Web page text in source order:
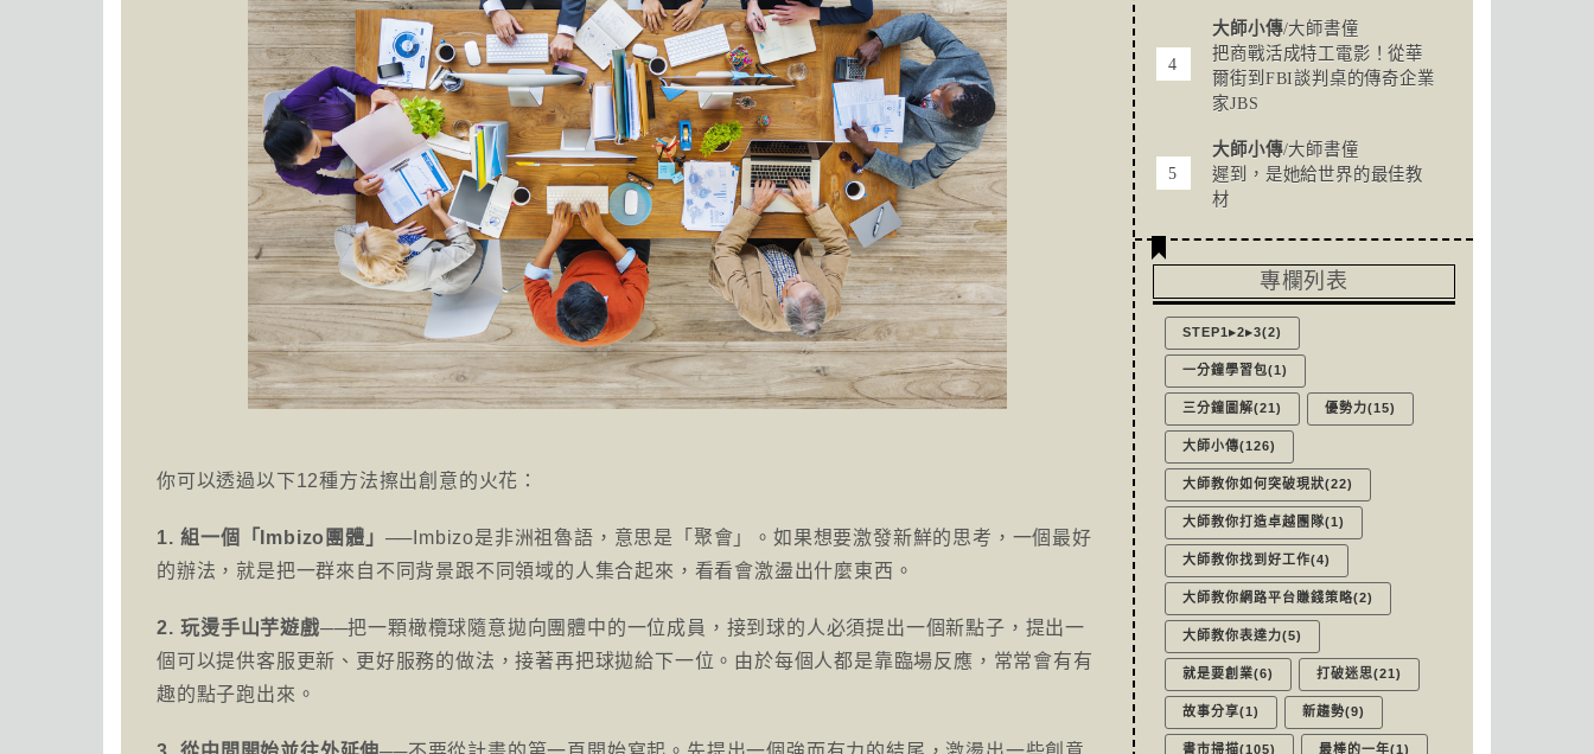
你可以透過以下12種方法擦出創意的火花：
1. 組一個「Imbizo團體」 ──Imbizo是非洲祖魯語，意思是「聚會」。如果想要激發新鮮的思考，一個最好
的辦法，就是把一群來自不同背景跟不同領域的人集合起來，看看會激盪出什麼東西。
2. 玩燙手山芋遊戲──把一顆橄欖球隨意拋向團體中的一位成員，接到球的人必須提出一個新點子，提出一
個可以提供客服更新、更好服務的做法，接著再把球拋給下一位。由於每個人都是靠臨場反應，常常會有有
趣的點子跑出來。
大師小傳/大師書僮
把商戰活成特工電影！從華
爾街到FBI談判桌的傳奇企業
家JBS
大師小傳/大師書僮
遲到，是她給世界的最佳教
材
專欄列表
STEP1▸2▸3(2)
一分鐘學習包(1)
三分鐘圖解(21) 優勢力(15)
大師小傳(126)
大師教你如何突破現狀(22)
大師教你打造卓越團隊(1)
大師教你找到好工作(4)
大師教你網路平台賺錢策略(2)
大師教你表達力(5)
就是要創業(6) 打破迷思(21)
故事分享(1) 新趨勢(9)
書市掃描(105) 最棒的一年(1)